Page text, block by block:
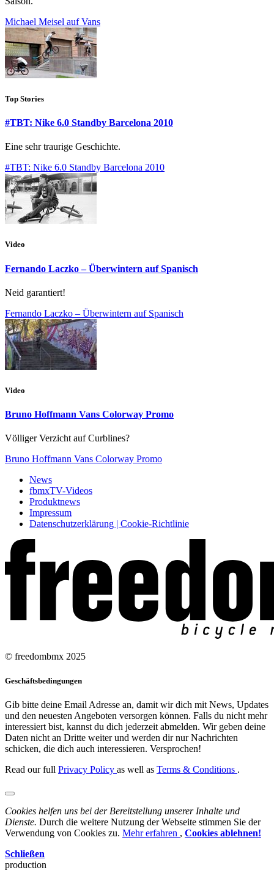
Michael Meisel auf Vans
Top Stories
#TBT: Nike 6.0 Standby Barcelona 2010
Eine sehr traurige Geschichte.
#TBT: Nike 6.0 Standby Barcelona 2010
Video
Fernando Laczko – Überwintern auf Spanisch
Neid garantiert!
Fernando Laczko – Überwintern auf Spanisch
Video
Bruno Hoffmann Vans Colorway Promo
Völliger Verzicht auf Curblines?
Bruno Hoffmann Vans Colorway Promo
News
fbmxTV-Videos
Produktnews
Impressum
Datenschutzerklärung | Cookie-Richtlinie
© freedombmx 2025
Geschäftsbedingungen
Gib bitte deine Email Adresse an, damit wir dich mit News, Updates
und den neuesten Angeboten versorgen können. Falls du nicht mehr
interessiert bist, kannst du dich jederzeit abmelden. Wir geben deine
Daten nicht an Dritte weiter und werden dir nur Nachrichten
schicken, die dich auch interessieren. Versprochen!
Read our full Privacy Policy as well as Terms & Conditions .
Cookies helfen uns bei der Bereitstellung unserer Inhalte und
Dienste. Durch die weitere Nutzung der Webseite stimmen Sie der
Verwendung von Cookies zu. Mehr erfahren , Cookies ablehnen!
Schließen
production